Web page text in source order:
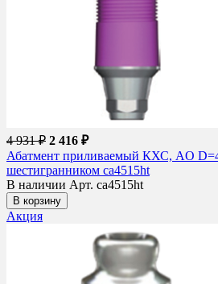
4 931 ₽ 2 416 ₽
Абатмент приливаемый КХС, AO
шестигранником ca4515ht
В наличии Арт. ca4515ht
В корзину
Акция